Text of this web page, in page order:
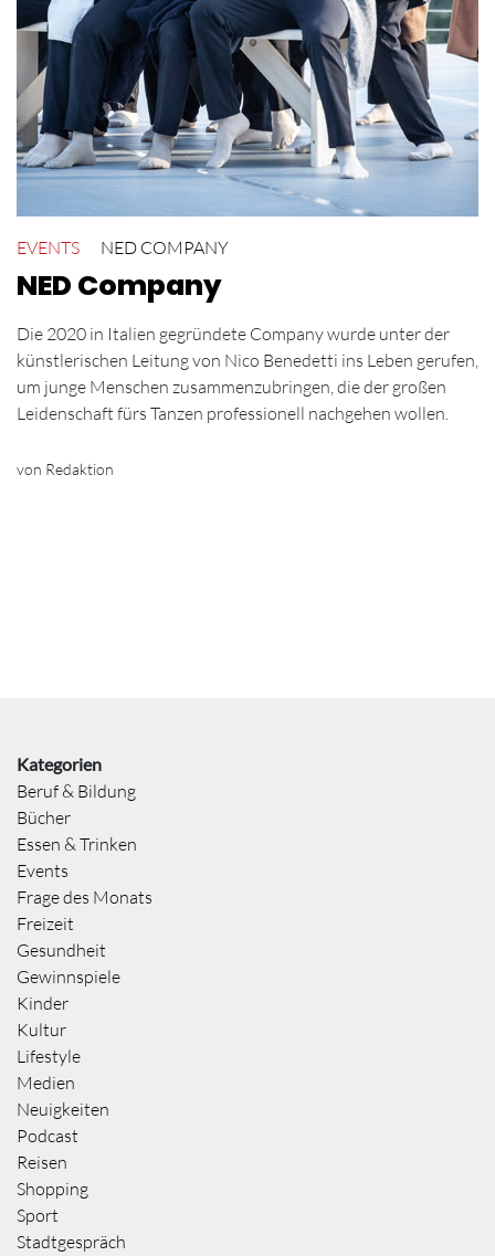
EVENTS NED COMPANY
NED Company
Die 2020 in Italien gegründete Company wurde unter der
künstlerischen Leitung von Nico Benedetti ins Leben gerufen,
um junge Menschen zusammenzubringen, die der großen
Leidenschaft fürs Tanzen professionell nachgehen wollen.
von Redaktion
Kategorien
Beruf & Bildung
Bücher
Essen & Trinken
Events
Frage des Monats
Freizeit
Gesundheit
Gewinnspiele
Kinder
Kultur
Lifestyle
Medien
Neuigkeiten
Podcast
Reisen
Shopping
Sport
Stadtgespräch